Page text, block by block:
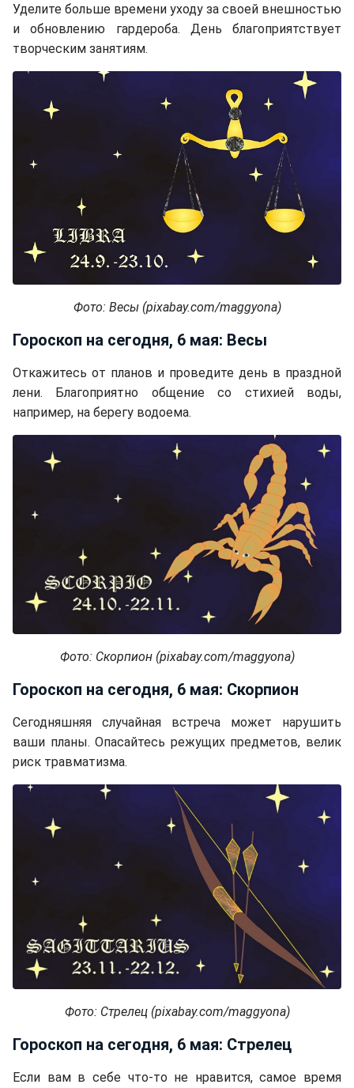
Уделите больше времени уходу за своей внешностью
и обновлению гардероба. День благоприятствует
творческим занятиям.
Фото: Весы (pixabay.com/maggyona)
Гороскоп на сегодня, 6 мая: Весы
Откажитесь от планов и проведите день в праздной
лени. Благоприятно общение со стихией воды,
например, на берегу водоема.
Фото: Скорпион (pixabay.com/maggyona)
Гороскоп на сегодня, 6 мая: Скорпион
Сегодняшняя случайная встреча может нарушить
ваши планы. Опасайтесь режущих предметов, велик
риск травматизма.
Фото: Стрелец (pixabay.com/maggyona)
Гороскоп на сегодня, 6 мая: Стрелец
Если вам в себе что-то не нравится, самое время